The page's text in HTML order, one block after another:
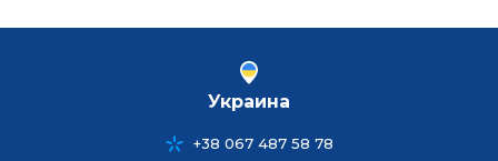
Украина
+38 067 487 58 78